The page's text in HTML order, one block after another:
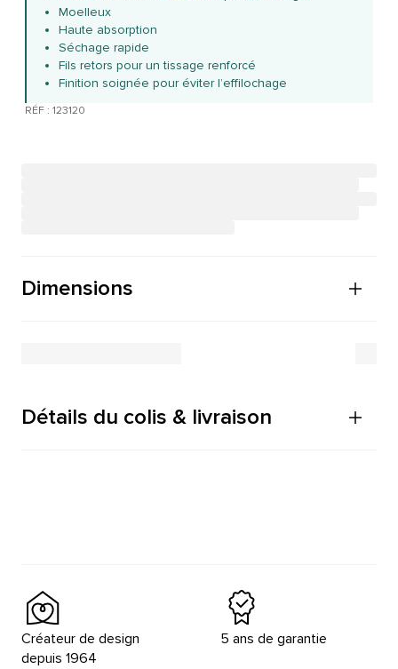
Moelleux
Haute absorption
Séchage rapide
Fils retors pour un tissage renforcé
Finition soignée pour éviter l’effilochage
RÉF : 123120
Dimensions
Détails du colis & livraison
Créateur de design
depuis 1964
5 ans de garantie